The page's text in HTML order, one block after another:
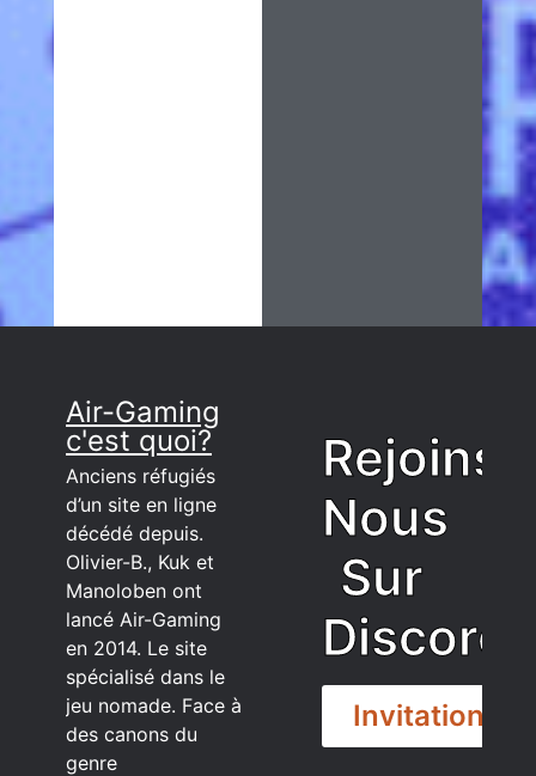
Air-Gaming
c'est quoi?
Anciens réfugiés
d’un site en ligne
décédé depuis.
Olivier-B., Kuk et
Manoloben ont
lancé Air-Gaming
en 2014. Le site
spécialisé dans le
jeu nomade. Face à
des canons du
genre
Rejoins
Nous
Sur
Discord
Invitation